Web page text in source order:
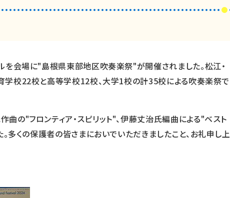
を会場に"島根県東部地区吹奏楽祭"が開催されました。松江・
学校22校と高等学校12校、大学1校の計35校による吹奏楽祭で
の"フロンティア・スピリット"、伊藤丈治氏編曲による"ベスト
多くの保護者の皆さまにおいでいただきましたこと、お礼申し上